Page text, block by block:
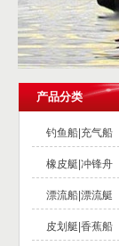
产品分类
钓鱼船|充气船
橡皮艇|冲锋舟
漂流船|漂流艇
皮划艇|香蕉船